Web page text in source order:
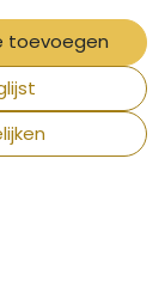
toevoegen